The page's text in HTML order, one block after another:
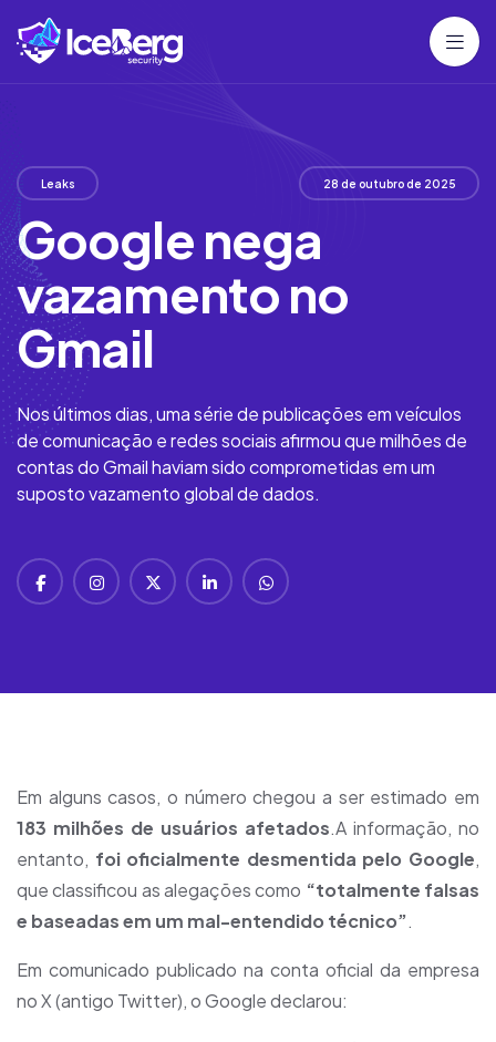
Leaks 28 de outubro de 2025
Google nega
vazamento no
Gmail
Nos últimos dias, uma série de publicações em veículos
de comunicação e redes sociais afirmou que milhões de
contas do Gmail haviam sido comprometidas em um
suposto vazamento global de dados.
Em alguns casos, o número chegou a ser estimado em
183 milhões de usuários afetados.A informação, no
entanto, foi oficialmente desmentida pelo Google,
que classificou as alegações como “totalmente falsas
e baseadas em um mal-entendido técnico”.
Em comunicado publicado na conta oficial da empresa
no X (antigo Twitter), o Google declarou: